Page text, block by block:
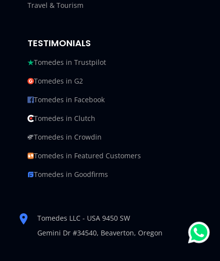
Travel & Tourism
TESTIMONIALS
Tomedes in Trustpilot
Tomedes in G2
Tomedes in Facebook
Tomedes in Clutch
Tomedes in Crowdin
Tomedes in Featured Customers
Tomedes in Goodfirms
Tomedes LLC - USA 9450 SW
Gemini Dr #34540, Beaverton, Oregon